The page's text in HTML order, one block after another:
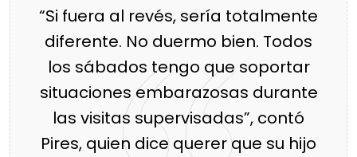
“Si fuera al revés, sería totalmente
diferente. No duermo bien. Todos
los sábados tengo que soportar
situaciones embarazosas durante
las visitas supervisadas”, contó
Pires, quien dice querer que su hijo